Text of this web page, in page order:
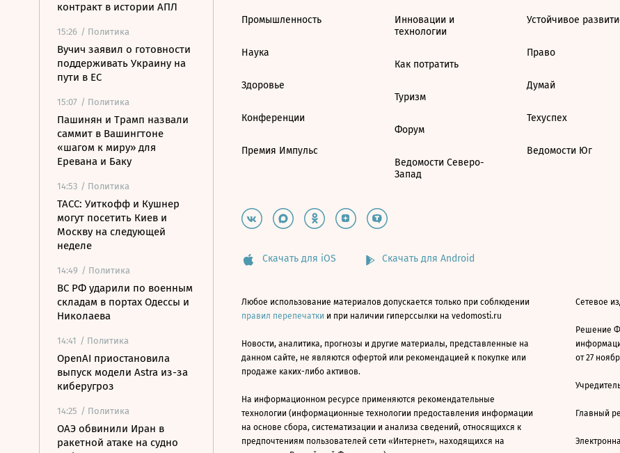
контракт в истории АПЛ
15:26 / Политика
Вучич заявил о готовности
поддерживать Украину на
пути в ЕС
15:07 / Политика
Пашинян и Трамп назвали
саммит в Вашингтоне
«шагом к миру» для
Еревана и Баку
14:53 / Политика
ТАСС: Уиткофф и Кушнер
могут посетить Киев и
Москву на следующей
неделе
14:49 / Политика
ВС РФ ударили по военным
складам в портах Одессы и
Николаева
14:41 / Политика
OpenAI приостановила
выпуск модели Astra из-за
киберугроз
14:25 / Политика
ОАЭ обвинили Иран в
ракетной атаке на судно
Промышленность
Наука
Здоровье
Конференции
Премия Импульс
Инновации и
технологии
Как потратить
Туризм
Форум
Ведомости Северо-
Запад
Устойчивое
Право
Думай
Техуспех
Ведомости Юг
Скачать для iOS Скачать для Android
Любое использование материалов допускается только при соблюдении
правил перепечатки и при наличии гиперссылки на vedomosti.ru
Новости, аналитика, прогнозы и другие материалы, представленные на
данном сайте, не являются офертой или рекомендацией к покупке или
продаже каких-либо активов.
На информационном ресурсе применяются рекомендательные
технологии (информационные технологии предоставления информации
на основе сбора, систематизации и анализа сведений, относящихся к
предпочтениям пользователей сети «Интернет», находящихся на
Сетевое
Решение
от 27
Главный